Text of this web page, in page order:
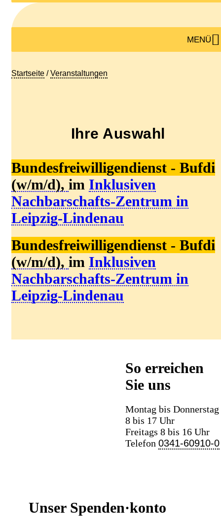
MENÜ
Startseite /Veranstaltungen
Ihre Auswahl
Bundesfreiwilligendienst - Bufdi
(w/m/d), im Inklusiven
Nachbarschafts-Zentrum in
Leipzig-Lindenau
Bundesfreiwilligendienst - Bufdi
(w/m/d), im Inklusiven
Nachbarschafts-Zentrum in
Leipzig-Lindenau
So erreichen
Sie uns
Montag bis Donnerstag
8 bis 17 Uhr
Freitags 8 bis 16 Uhr
Telefon 0341-60910-0
Unser Spenden·konto